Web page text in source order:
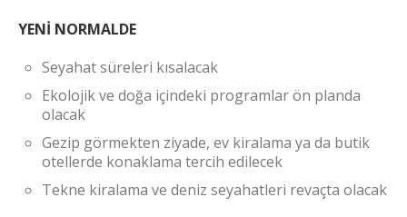
YENİ NORMALDE
Seyahat süreleri kısalacak
Ekolojik ve doğa içindeki programlar ön planda
olacak
Gezip görmekten ziyade, ev kiralama ya da butik
otellerde konaklama tercih edilecek
Tekne kiralama ve deniz seyahatleri revaçta olacak